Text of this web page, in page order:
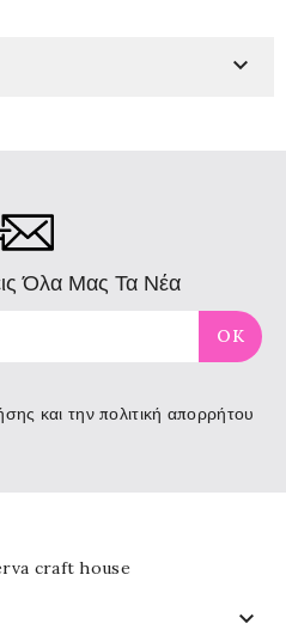

Όλα Μας Τα Νέα
και την πολιτική απορρήτου
